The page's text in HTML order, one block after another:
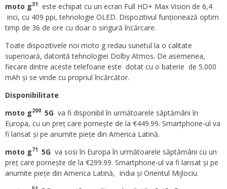
moto g31
este echipat cu un ecran Full HD+ Max Vision de 6,4
inci, cu 409 ppi, tehnologie OLED. Dispozitivul funționează optim
timp de 36 de ore cu doar o singură încărcare.
Toate dispozitivele noi moto g redau sunetul la o calitate
superioară, datorită tehnologiei Dolby Atmos. De asemenea,
fiecare dintre aceste telefoane este dotat cu o baterie de 5.000
mAh și se vinde cu propriul încărcător.
Disponibilitate
moto g200 5G va fi disponibil în următoarele săptămâni în
Europa, cu un preț care pornește de la €449.99. Smartphone-ul va
fi lansat și pe anumite piețe din America Latină.
moto g71 5G va sosi în Europa în următoarele săptămâni cu un
preț care pornește de la €299.99. Smartphone-ul va fi lansat și pe
anumite piețe din America Latină, India și Orientul Mijlociu.